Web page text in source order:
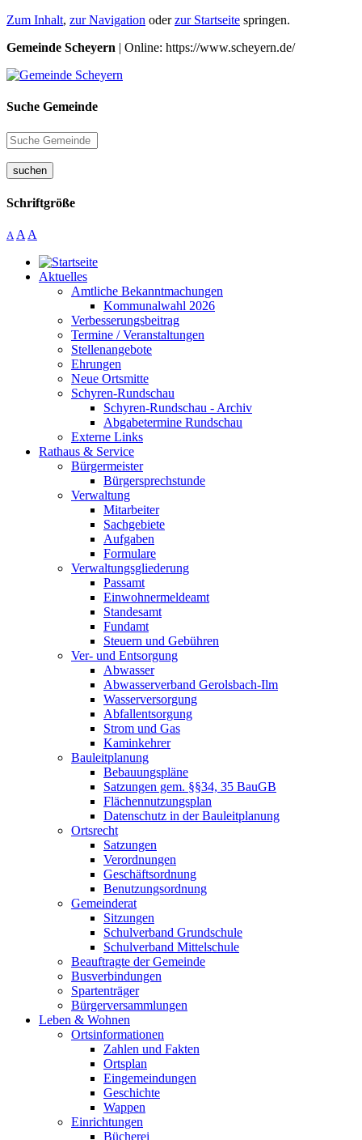
Zum Inhalt, zur Navigation oderzur Startseite springen.
Gemeinde Scheyern | Online: https://www.scheyern.de/
Suche Gemeinde
suchen
Schriftgröße
A A A
Aktuelles
Amtliche Bekanntmachungen
Kommunalwahl 2026
Verbesserungsbeitrag
Termine / Veranstaltungen
Stellenangebote
Ehrungen
Neue Ortsmitte
Schyren-Rundschau
Schyren-Rundschau - Archiv
Abgabetermine Rundschau
Externe Links
Rathaus & Service
Bürgermeister
Bürgersprechstunde
Verwaltung
Mitarbeiter
Sachgebiete
Aufgaben
Formulare
Verwaltungsgliederung
Passamt
Einwohnermeldeamt
Standesamt
Fundamt
Steuern und Gebühren
Ver- und Entsorgung
Abwasser
Abwasserverband Gerolsbach-Ilm
Wasserversorgung
Abfallentsorgung
Strom und Gas
Kaminkehrer
Bauleitplanung
Bebauungspläne
Satzungen gem. §§34, 35 BauGB
Flächennutzungsplan
Datenschutz in der Bauleitplanung
Ortsrecht
Satzungen
Verordnungen
Geschäftsordnung
Benutzungsordnung
Gemeinderat
Sitzungen
Schulverband Grundschule
Schulverband Mittelschule
Beauftragte der Gemeinde
Busverbindungen
Spartenträger
Bürgerversammlungen
Leben & Wohnen
Ortsinformationen
Zahlen und Fakten
Ortsplan
Eingemeindungen
Geschichte
Wappen
Einrichtungen
Bücherei